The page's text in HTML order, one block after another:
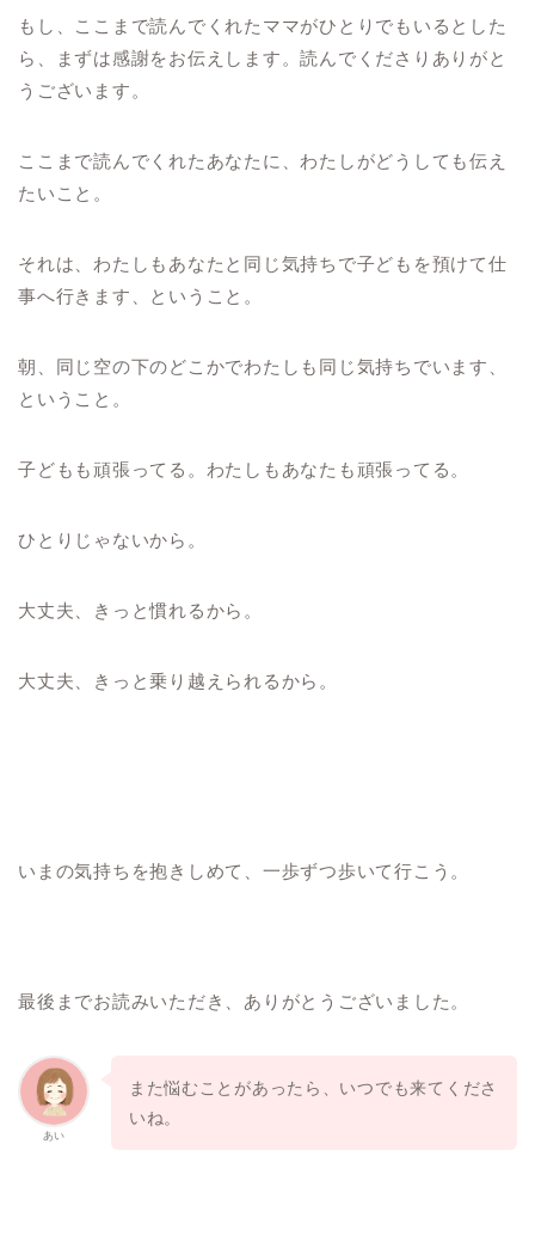
もし、ここまで読んでくれたママがひとりでもいるとした
ら、まずは感謝をお伝えします。読んでくださりありがと
うございます。
ここまで読んでくれたあなたに、わたしがどうしても伝え
たいこと。
それは、わたしもあなたと同じ気持ちで子どもを預けて仕
事へ行きます、ということ。
朝、同じ空の下のどこかでわたしも同じ気持ちでいます、
ということ。
子どもも頑張ってる。わたしもあなたも頑張ってる。
ひとりじゃないから。
大丈夫、きっと慣れるから。
大丈夫、きっと乗り越えられるから。
いまの気持ちを抱きしめて、一歩ずつ歩いて行こう。
最後までお読みいただき、ありがとうございました。
あい
また悩むことがあったら、いつでも来てくださ
いね。